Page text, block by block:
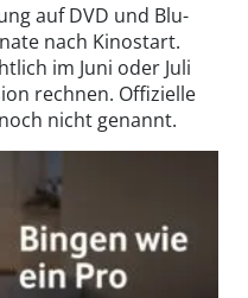
auf DVD und Blu-
nach Kinostart.
im Juni oder Juli
rechnen. Offizielle
nicht genannt.